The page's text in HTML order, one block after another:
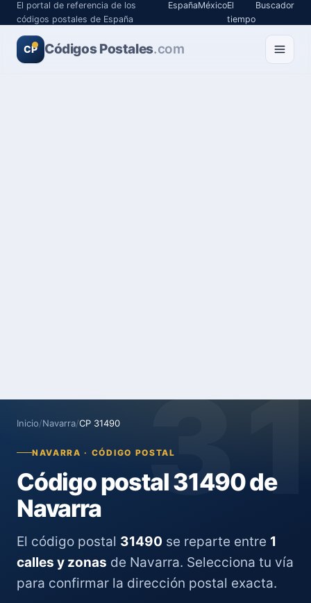
El portal de referencia de los
códigos postales de España
EspañaMéxicoEl
tiempo
Buscador
CP Códigos Postales.com
Inicio/Navarra/CP 31490
NAVARRA · CÓDIGO POSTAL
Código postal 31490 de
Navarra
El código postal 31490 se reparte entre 1
calles y zonas de Navarra. Selecciona tu vía
para confirmar la dirección postal exacta.